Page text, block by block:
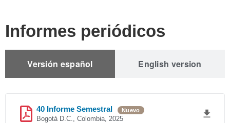
Informes periódicos
Versión español English version
40 Informe Semestral Nuevo
Bogotá D.C., Colombia, 2025